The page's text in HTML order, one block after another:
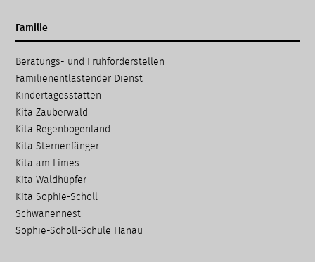
Familie
Navigation
überspringen
Beratungs- und Frühförder­stellen
Familien­entlastender Dienst
Kinder­tages­stätten
Kita Zauberwald
Kita Regenbogenland
Kita Sternenfänger
Kita am Limes
Kita Waldhüpfer
Kita Sophie-Scholl
Schwanennest
Sophie-Scholl-Schule Hanau